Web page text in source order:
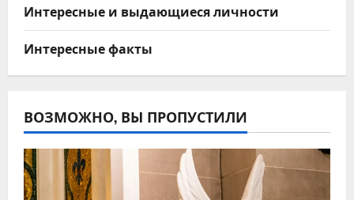
Интересные и выдающиеся личности
Интересные факты
ВОЗМОЖНО, ВЫ ПРОПУСТИЛИ